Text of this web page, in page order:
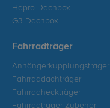
Hapro Dachbox
G3 Dachbox
Fahrradträger
Anhängerkupplungsträger
Fahrraddachträger
Fahrradheckträger
Fahrradträger Zubehör